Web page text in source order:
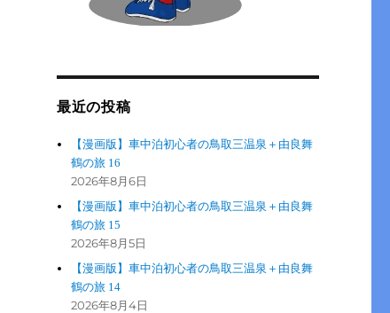
最近の投稿
【漫画版】車中泊初心者の鳥取三温泉＋由良舞
鶴の旅 16
2026年8月6日
【漫画版】車中泊初心者の鳥取三温泉＋由良舞
鶴の旅 15
2026年8月5日
【漫画版】車中泊初心者の鳥取三温泉＋由良舞
鶴の旅 14
2026年8月4日